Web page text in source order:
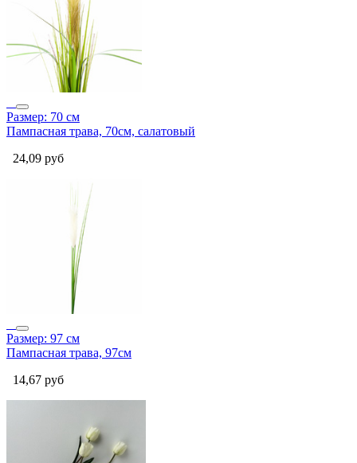
Размер: 70 см
Пампасная трава, 70см, салатовый
24,09 руб
Размер: 97 см
Пампасная трава, 97см
14,67 руб